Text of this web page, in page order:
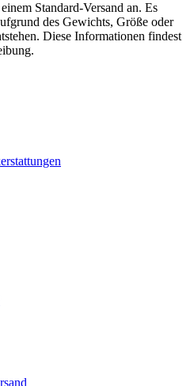
Standard-Versand an. Es
des Gewichts, Größe oder
Diese Informationen findest